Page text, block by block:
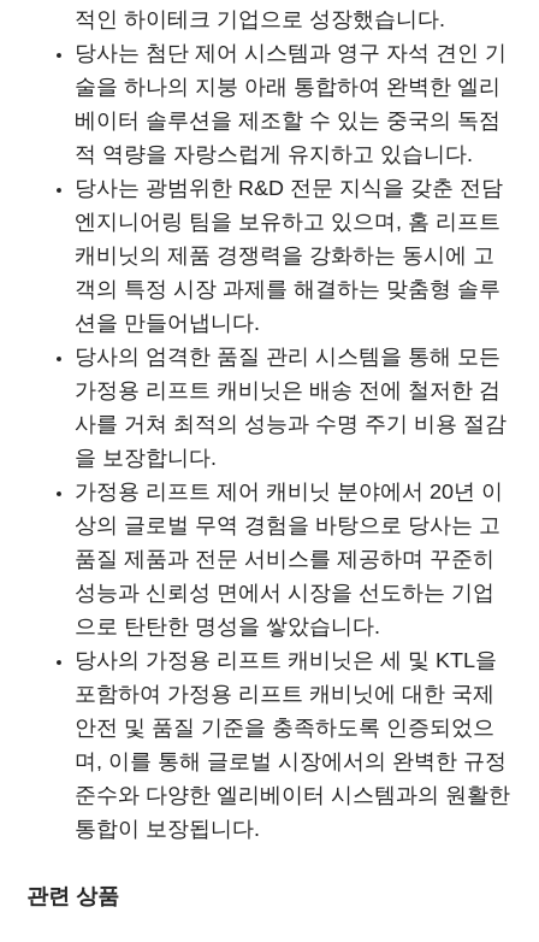
적인 하이테크 기업으로 성장했습니다.
당사는 첨단 제어 시스템과 영구 자석 견인 기
술을 하나의 지붕 아래 통합하여 완벽한 엘리
베이터 솔루션을 제조할 수 있는 중국의 독점
적 역량을 자랑스럽게 유지하고 있습니다.
당사는 광범위한 R&D 전문 지식을 갖춘 전담
엔지니어링 팀을 보유하고 있으며, 홈 리프트
캐비닛의 제품 경쟁력을 강화하는 동시에 고
객의 특정 시장 과제를 해결하는 맞춤형 솔루
션을 만들어냅니다.
당사의 엄격한 품질 관리 시스템을 통해 모든
가정용 리프트 캐비닛은 배송 전에 철저한 검
사를 거쳐 최적의 성능과 수명 주기 비용 절감
을 보장합니다.
가정용 리프트 제어 캐비닛 분야에서 20년 이
상의 글로벌 무역 경험을 바탕으로 당사는 고
품질 제품과 전문 서비스를 제공하며 꾸준히
성능과 신뢰성 면에서 시장을 선도하는 기업
으로 탄탄한 명성을 쌓았습니다.
당사의 가정용 리프트 캐비닛은 세 및 KTL을
포함하여 가정용 리프트 캐비닛에 대한 국제
안전 및 품질 기준을 충족하도록 인증되었으
며, 이를 통해 글로벌 시장에서의 완벽한 규정
준수와 다양한 엘리베이터 시스템과의 원활한
통합이 보장됩니다.
관련 상품